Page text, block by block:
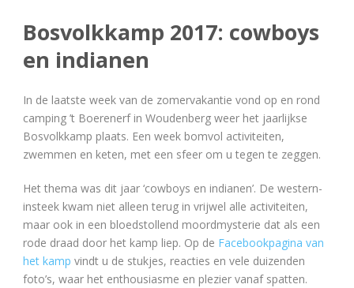
Bosvolkkamp 2017: cowboys
en indianen
In de laatste week van de zomervakantie vond op en rond
camping ’t Boerenerf in Woudenberg weer het jaarlijkse
Bosvolkkamp plaats. Een week bomvol activiteiten,
zwemmen en keten, met een sfeer om u tegen te zeggen.
Het thema was dit jaar ‘cowboys en indianen’. De western-
insteek kwam niet alleen terug in vrijwel alle activiteiten,
maar ook in een bloedstollend moordmysterie dat als een
rode draad door het kamp liep. Op de Facebookpagina van
het kamp vindt u de stukjes, reacties en vele duizenden
foto’s, waar het enthousiasme en plezier vanaf spatten.